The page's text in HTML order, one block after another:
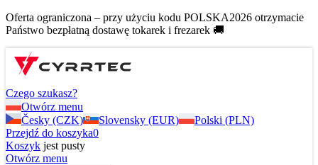
Oferta ograniczona – przy użyciu kodu POLSKA2026 otrzymacie
Państwo bezpłatną dostawę tokarek i frezarek 🚚
Czego szukasz?
Otwórz menu
Česky (CZK)
Slovensky (EUR)
Polski (PLN)
Przejdź do koszyka0
Koszyk jest pusty
Otwórz menu